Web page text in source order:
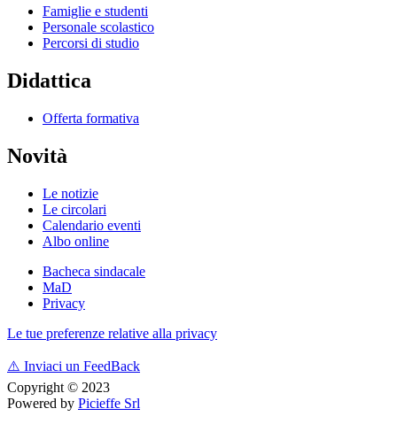
Famiglie e studenti
Personale scolastico
Percorsi di studio
Didattica
Offerta formativa
Novità
Le notizie
Le circolari
Calendario eventi
Albo online
Bacheca sindacale
MaD
Privacy
Le tue preferenze relative alla privacy
⚠️ Inviaci un FeedBack
Copyright © 2023
Powered by Picieffe Srl